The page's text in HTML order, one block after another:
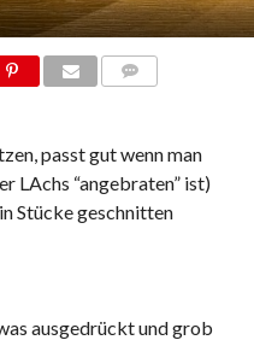
passt gut wenn man
LAchs “angebraten” ist)
Stücke geschnitten
ausgedrückt und grob